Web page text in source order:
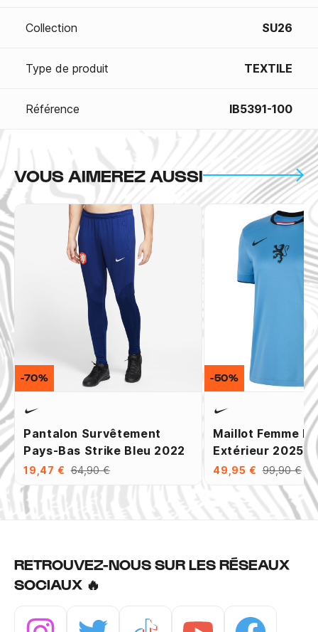
Collection SU26
Type de produit TEXTILE
Référence IB5391-100
VOUS AIMEREZ AUSSI
Pantalon Survêtement
Pays-Bas Strike Bleu 2022
19,47 € 64,90 €
-70%
Maillot Femme
Extérieur 2025
49,95 € 99,90 €
-50%
RETROUVEZ-NOUS SUR LES RÉSEAUX
SOCIAUX 🔥